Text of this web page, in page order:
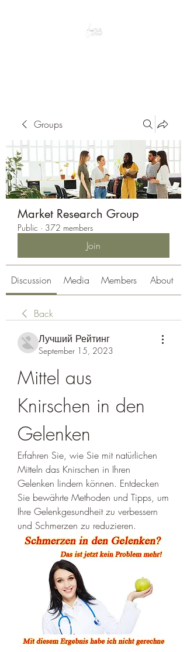
Groups
Market Research Group
Public · 372 members
Join
Discussion Media Members About
Back
Лучший Рейтинг
September 15, 2023
Mittel aus
Knirschen in den
Gelenken
Erfahren Sie, wie Sie mit natürlichen
Mitteln das Knirschen in Ihren
Gelenken lindern können. Entdecken
Sie bewährte Methoden und Tipps, um
Ihre Gelenkgesundheit zu verbessern
und Schmerzen zu reduzieren.